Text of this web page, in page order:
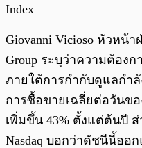
Index
Giovanni Vicioso หัวห
Group ระบุว่าความต้อง
ภายใต้การกำกับดูแลกำ
การซื้อขายเฉลี่ยต่อวัน
เพิ่มขึ้น 43% ตั้งแต่ต้นปี ส่ว
Nasdaq บอกว่าดัชนีนี้ออ